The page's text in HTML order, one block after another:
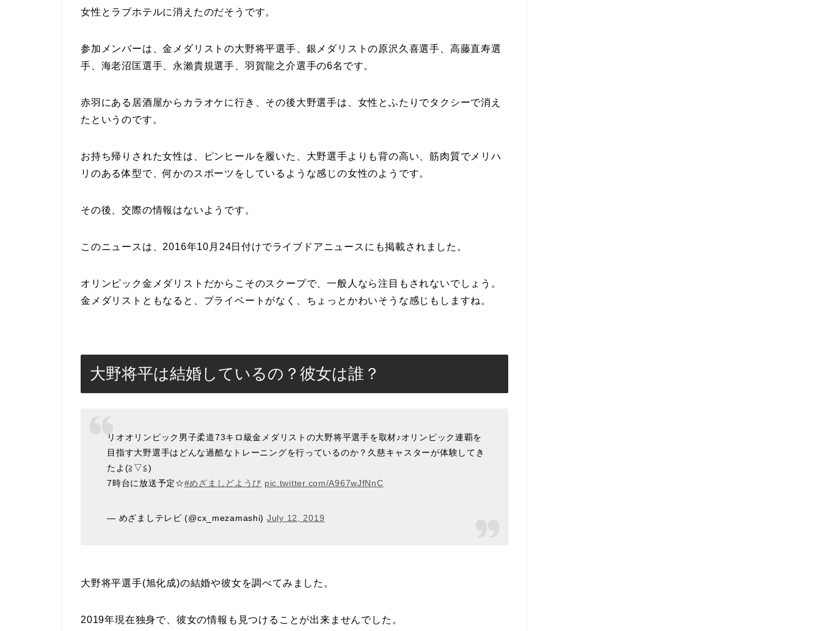
女性とラブホテルに消えたのだそうです。
参加メンバーは、金メダリストの大野将平選手、銀メダリストの原沢久喜選手、高藤直寿選
手、海老沼匡選手、永瀨貴規選手、羽賀龍之介選手の6名です。
赤羽にある居酒屋からカラオケに行き、その後大野選手は、女性とふたりでタクシーで消え
たというのです。
お持ち帰りされた女性は、ピンヒールを履いた、大野選手よりも背の高い、筋肉質でメリハ
リのある体型で、何かのスポーツをしているような感じの女性のようです。
その後、交際の情報はないようです。
このニュースは、2016年10月24日付けでライブドアニュースにも掲載されました。
オリンピック金メダリストだからこそのスクープで、一般人なら注目もされないでしょう。
金メダリストともなると、プライベートがなく、ちょっとかわいそうな感じもしますね。
大野将平は結婚しているの？彼女は誰？
リオオリンピック男子柔道73キロ級金メダリストの大野将平選手を取材♪オリンピック連覇を
目指す大野選手はどんな過酷なトレーニングを行っているのか？久慈キャスターが体験してき
たよ(≧▽≦)
7時台に放送予定☆#めざましどようび pic.twitter.com/A967wJfNnC
— めざましテレビ (@cx_mezamashi) July 12, 2019
大野将平選手(旭化成)の結婚や彼女を調べてみました。
2019年現在独身で、彼女の情報も見つけることが出来ませんでした。